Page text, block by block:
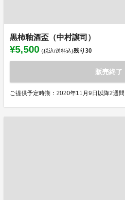
黒柿釉酒盃（中村譲司）
¥5,500 (税込/送料込)残り30
販売終了
ご提供予定時期：2020年11月9日以降2週